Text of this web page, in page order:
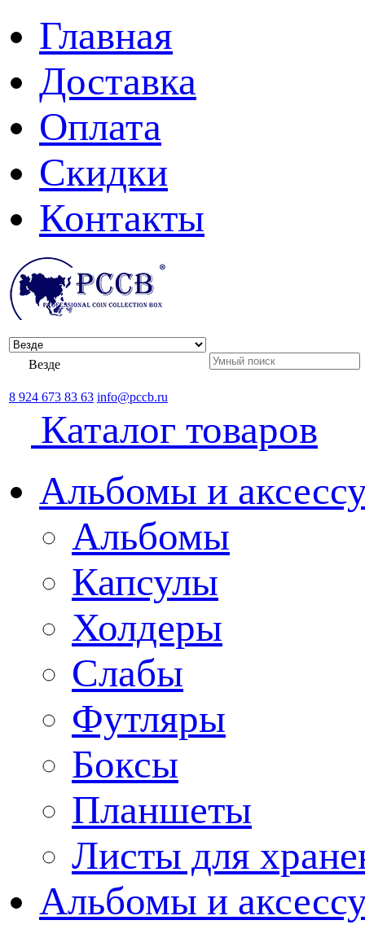
Главная
Доставка
Оплата
Скидки
Контакты
Везде
8 924 673 83 63 info@pccb.ru
Каталог товаров
Альбомы и
Альбомы
Капсулы
Холдеры
Слабы
Футляры
Боксы
Планшеты
Листы для
Альбомы и